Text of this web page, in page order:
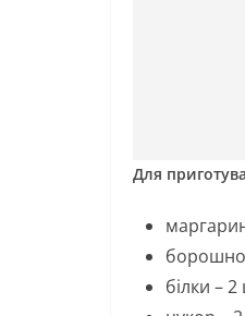
Для
борошно
білки –